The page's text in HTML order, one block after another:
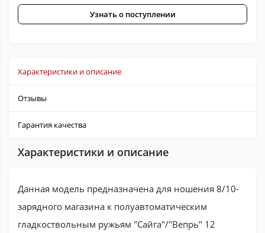
Узнать о поступлении
Характеристики и описание
Отзывы
Гарантия качества
Характеристики и описание
Данная модель предназначена для ношения 8/10-
зарядного магазина к полуавтоматическим
гладкоствольным ружьям "Сайга"/"Вепрь" 12